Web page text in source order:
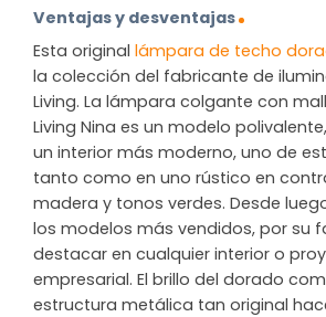
Ventajas y desventajas
Esta original lámpara de techo
la colección del fabricante de
Living. La lámpara colgante con
Living Nina es un modelo
un interior más moderno, uno de
tanto como en uno rústico en
madera y tonos verdes. Desde
los modelos más vendidos, por su
destacar en cualquier interior o
empresarial. El brillo del dorado
estructura metálica tan original